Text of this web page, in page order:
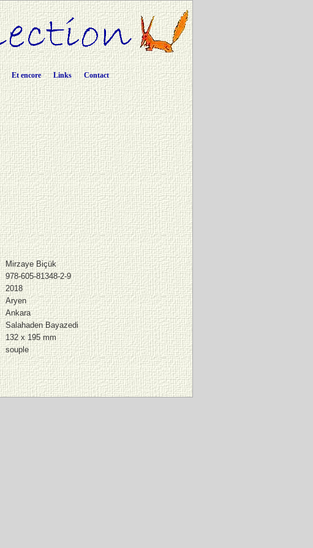
Et encore Links Contact
Mirzaye Biçük
978-605-81348-2-9
2018
Aryen
Ankara
Salahaden Bayazedi
132 x 195 mm
souple